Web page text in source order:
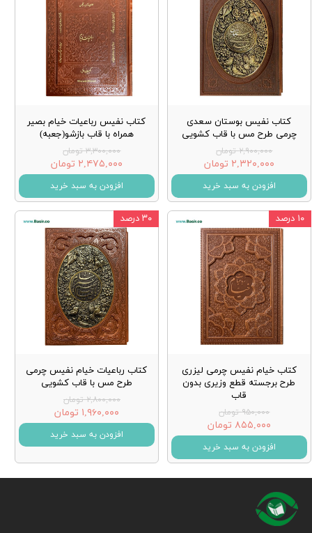
کتاب نفیس بوستان سعدی
چرمی طرح مس با قاب کشویی
۲,۹۰۰,۰۰۰ تومان
۲,۳۲۰,۰۰۰ تومان
افزودن به سبد خرید
کتاب نفیس رباعیات خیام بصیر
همراه با قاب بازشو(جعبه)
۳,۳۰۰,۰۰۰ تومان
۲,۴۷۵,۰۰۰ تومان
افزودن به سبد خرید
کتاب خیام نفیس چرمی لیزری
طرح برجسته قطع وزیری بدون
قاب
۹۵۰,۰۰۰ تومان
۸۵۵,۰۰۰ تومان
افزودن به سبد خرید
۱۰ درصد
کتاب رباعیات خیام نفیس چرمی
طرح مس با قاب کشویی
۲,۸۰۰,۰۰۰ تومان
۱,۹۶۰,۰۰۰ تومان
افزودن به سبد خرید
۳۰ درصد